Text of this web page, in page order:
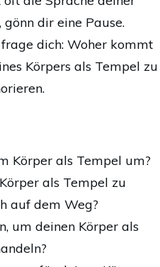
dir eine Pause.
dich: Woher kommt
Körpers als Tempel zu
Körper als Tempel um?
als Tempel zu
auf dem Weg?
um deinen Körper als